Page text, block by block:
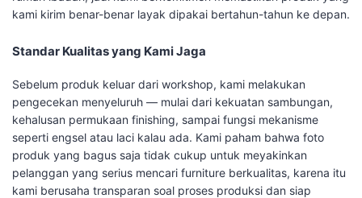
kami kirim benar-benar layak dipakai bertahun-tahun ke depan.
Standar Kualitas yang Kami Jaga
Sebelum produk keluar dari workshop, kami melakukan
pengecekan menyeluruh — mulai dari kekuatan sambungan,
kehalusan permukaan finishing, sampai fungsi mekanisme
seperti engsel atau laci kalau ada. Kami paham bahwa foto
produk yang bagus saja tidak cukup untuk meyakinkan
pelanggan yang serius mencari furniture berkualitas, karena itu
kami berusaha transparan soal proses produksi dan siap